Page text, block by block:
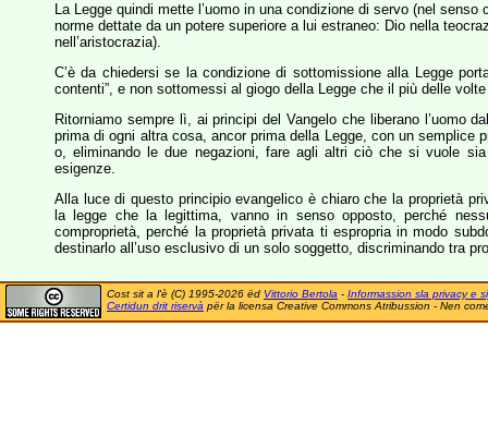
La Legge quindi mette l’uomo in una condizione di servo (nel
norme dettate da un potere superiore a lui estraneo: Dio nella
nell’aristocrazia).
C’è da chiedersi se la condizione di sottomissione alla Legge
contenti”, e non sottomessi al giogo della Legge che il più delle
Ritorniamo sempre lì, ai principi del Vangelo che liberano l’uomo
prima di ogni altra cosa, ancor prima della Legge, con un
o, eliminando le due negazioni, fare agli altri ciò che si vuole
esigenze.
Alla luce di questo principio evangelico è chiaro che la proprietà
la legge che la legittima, vanno in senso opposto, perché
comproprietà, perché la proprietà privata ti espropria in modo
destinarlo all’uso esclusivo di un solo soggetto, discriminando tra
Cost sit a l'è (C) 1995-2026 ëd Vittorio Bertola - Informassion sla privacy e
Certidun drit riservà për la licensa Creative Commons Atribussion - Nen